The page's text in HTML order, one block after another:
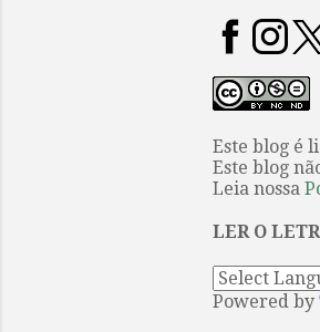
Este blog é
Este blog
Leia nossa
LER O
Powered by